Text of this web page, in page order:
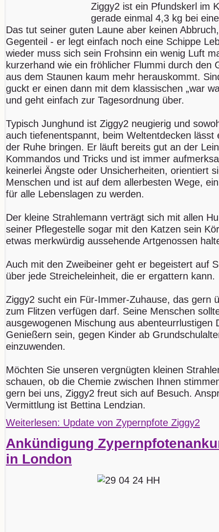
Ziggy2 ist ein Pfundskerl im
gerade einmal 4,3 kg bei
Das tut seiner guten Laune aber keinen
Gegenteil - er legt einfach noch eine Schippe
wieder muss sich sein Frohsinn ein wenig Luft
kurzerhand wie ein fröhlicher Flummi durch den
aus dem Staunen kaum mehr herauskommt.
guckt er einen dann mit dem klassischen „war
und geht einfach zur Tagesordnung über.
Typisch Junghund ist Ziggy2 neugierig und
auch tiefenentspannt, beim Weltentdecken lässt
der Ruhe bringen. Er läuft bereits gut an der
Kommandos und Tricks und ist immer
keinerlei Ängste oder Unsicherheiten, orientiert
Menschen und ist auf dem allerbesten Wege,
für alle Lebenslagen zu werden.
Der kleine Strahlemann verträgt sich mit allen
seiner Pflegestelle sogar mit den Katzen sein
etwas merkwürdig aussehende Artgenossen
Auch mit den Zweibeiner geht er begeistert auf
über jede Streicheleinheit, die er ergattern kann.
Ziggy2 sucht ein Für-Immer-Zuhause, das gern
zum Flitzen verfügen darf. Seine Menschen
ausgewogenen Mischung aus abenteurrlustigen
Genießern sein, gegen Kinder ab
einzuwenden.
Möchten Sie unseren vergnügten kleinen
schauen, ob die Chemie zwischen Ihnen
gern bei uns, Ziggy2 freut sich auf Besuch.
Vermittlung ist Bettina Lendzian.
Weiterlesen: Update von Zypernpfote Ziggy2
Ankündigung
in London